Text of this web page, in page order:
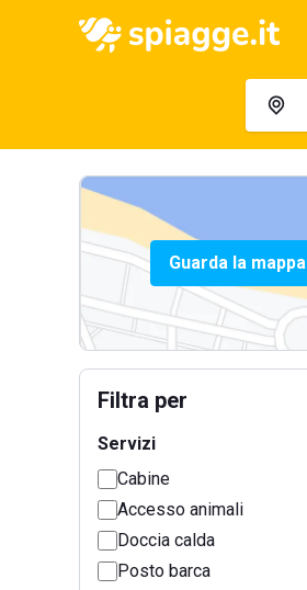
Guarda la mappa
Filtra per
Servizi
Cabine
Accesso animali
Doccia calda
Posto barca